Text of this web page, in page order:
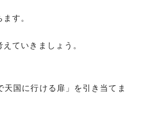
す。
ていきましょう。
天国に行ける扉」を引き当てま